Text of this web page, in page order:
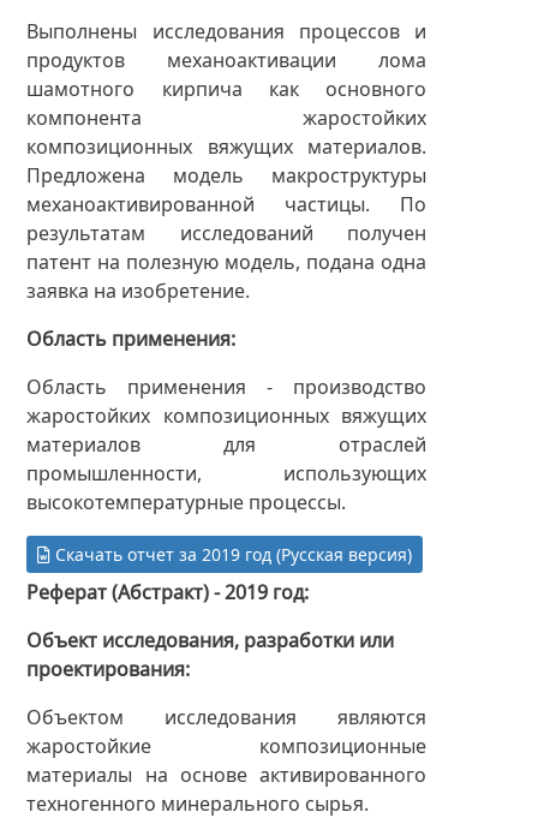
Выполнены исследования процессов и
продуктов механоактивации лома
шамотного кирпича как основного
компонента жаростойких
композиционных вяжущих материалов.
Предложена модель макроструктуры
механоактивированной частицы. По
результатам исследований получен
патент на полезную модель, подана одна
заявка на изобретение.
Область применения
Область применения - производство
жаростойких композиционных вяжущих
материалов для отраслей
промышленности, использующих
высокотемпературные процессы.
Скачать отчет за 2019 год (Русская версия)
Реферат (Абстракт) - 2019 год
Объект исследования, разработки или
проектирования
Объектом исследования являются
жаростойкие композиционные
материалы на основе активированного
техногенного минерального сырья.